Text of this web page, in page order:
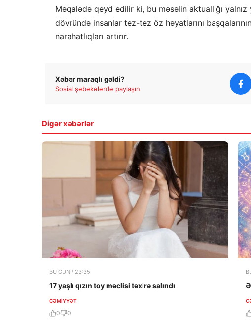
Məqalədə qeyd edilir ki, bu məsəlin aktuallığı
dövründə insanlar tez-tez öz həyatlarını
narahatlıqları artırır.
Xəbər maraqlı gəldi?
Sosial şəbəkələrdə paylaşın
Digər xəbərlər
BU GÜN / 23:35
17 yaşlı qızın toy məclisi təxirə salındı
CƏMIYYƏT
0 0